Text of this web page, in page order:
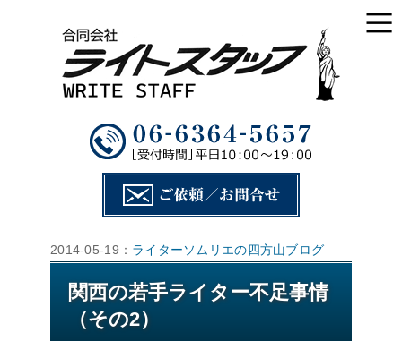
2014-05-19： ライターソムリエの四方山ブログ
関西の若手ライター不足事情
（その2）